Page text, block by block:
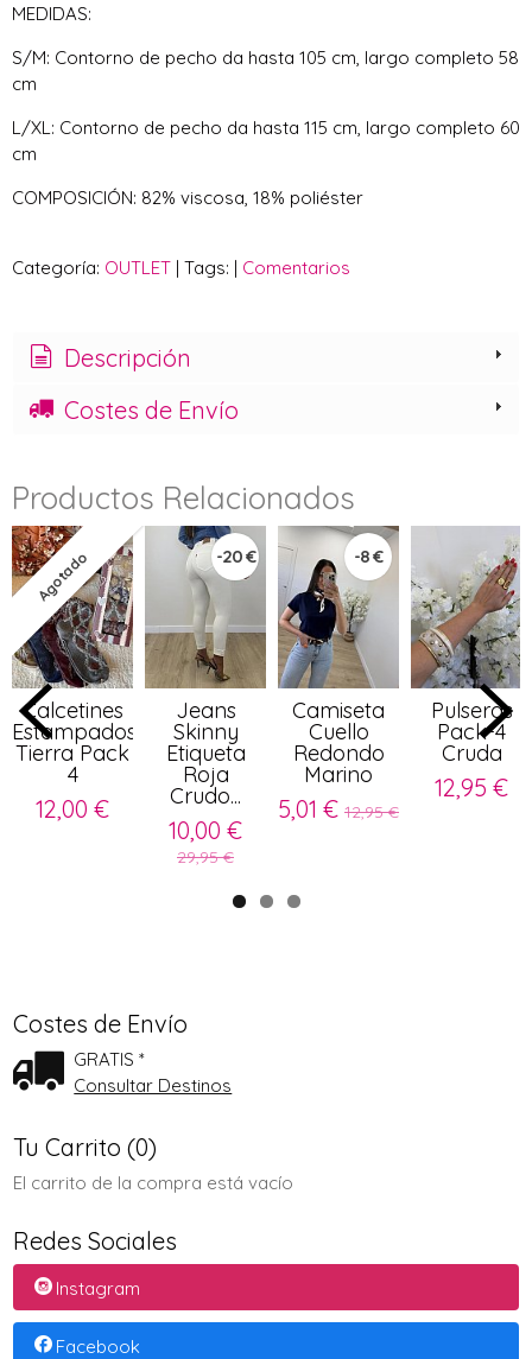
Costes de Envío
GRATIS *
Consultar Destinos
Tu Carrito (0)
El carrito de la compra está vacío
Redes Sociales
Instagram
Facebook
MEDIDAS:
S/M: Contorno de pecho da hasta 105 cm, largo completo 58
cm
L/XL: Contorno de pecho da hasta 115 cm, largo completo 60
cm
COMPOSICIÓN: 82% viscosa, 18% poliéster
Categoría: OUTLET | Tags: | Comentarios
Descripción
Costes de Envío
Productos Relacionados
Agotado
Calcetines
Estampados
Tierra Pack
4
12,00 €
-20 €
Jeans
Skinny
Etiqueta
Roja
Crudo...
10,00 €
29,95 €
-8 €
Camiseta
Cuello
Redondo
Marino
5,01 € 12,95 €
Pulseras
Pack-4
Cruda
12,95 €